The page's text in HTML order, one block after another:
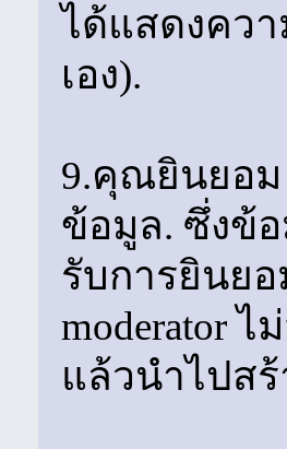
ได้แสดงควา
เอง).
9.คุณยินยอม
ข้อมูล. ซึ่งข้
รับการยินยอ
moderator
แล้วนำไปส